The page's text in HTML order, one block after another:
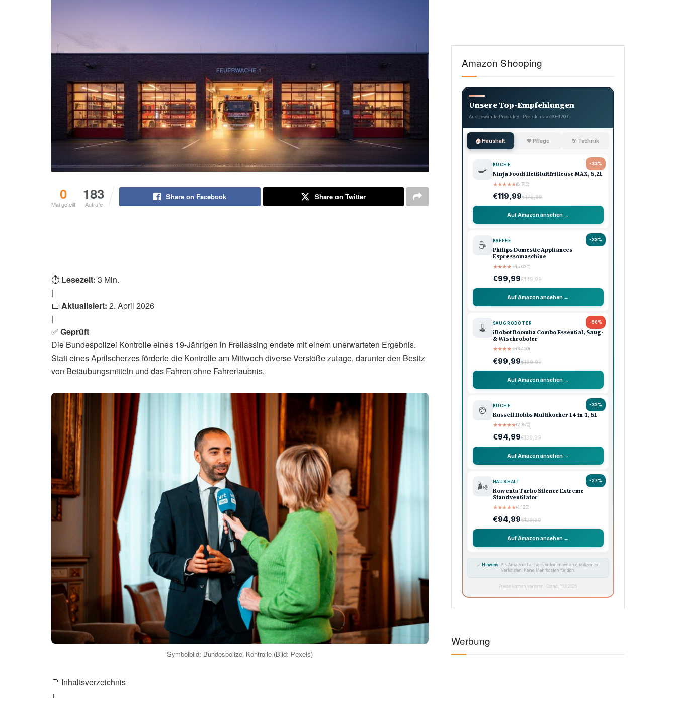
0
Mal geteilt
183
Aufrufe
Share on Facebook Share on Twitter
⏱️ Lesezeit: 3 Min.
|
📅 Aktualisiert: 2. April 2026
|
✅ Geprüft
Die Bundespolizei Kontrolle eines 19-Jährigen in Freilassing endete mit einem unerwarteten Ergebnis.
Statt eines Aprilscherzes förderte die Kontrolle am Mittwoch diverse Verstöße zutage, darunter den Besitz
von Betäubungsmitteln und das Fahren ohne Fahrerlaubnis.
Symbolbild: Bundespolizei Kontrolle (Bild: Pexels)
📑 Inhaltsverzeichnis
+
Amazon Shooping
Unsere Top-Empfehlungen
Ausgewählte Produkte · Preisklasse 90–120 €
🏠 Haushalt 💖 Pflege 🔌 Technik
-33%
🍳 KÜCHE
Ninja Foodi Heißluftfritteuse MAX, 5,2L
★★★★★(8.740)
€119,99€179,99
Auf Amazon ansehen →
-33%
☕ KAFFEE
Philips Domestic Appliances
Espressomaschine
★★★★★(5.620)
€99,99€149,99
Auf Amazon ansehen →
-50%
🧹 SAUGROBOTER
iRobot Roomba Combo Essential, Saug-
& Wischroboter
★★★★★(3.450)
€99,99€199,99
Auf Amazon ansehen →
-32%
🍲 KÜCHE
Russell Hobbs Multikocher 14-in-1, 5L
★★★★★(2.870)
€94,99€139,99
Auf Amazon ansehen →
-27%
🌬️ HAUSHALT
Rowenta Turbo Silence Extreme
Standventilator
★★★★★(4.120)
€94,99€129,99
Auf Amazon ansehen →
🔗 Hinweis: Als Amazon-Partner verdienen wir an qualifizierten
Verkäufen. Keine Mehrkosten für dich.
Preise können variieren · Stand: 10.8.2026
Werbung